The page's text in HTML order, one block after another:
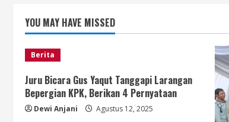
g
YOU MAY HAVE MISSED
Berita
Juru Bicara Gus Yaqut Tanggapi Larangan
Bepergian KPK, Berikan 4 Pernyataan
Dewi Anjani Agustus 12, 2025